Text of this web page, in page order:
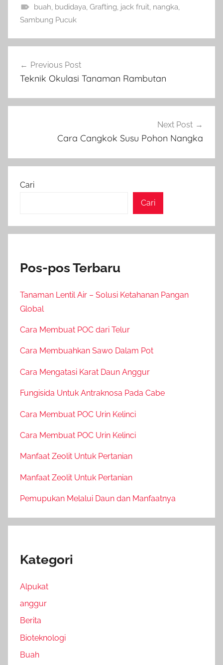
buah, budidaya, Grafting, jack fruit, nangka,
Sambung Pucuk
pos
Previous Post
Teknik Okulasi Tanaman Rambutan
Next Post
Cara Cangkok Susu Pohon Nangka
Cari
Cari
Pos-pos Terbaru
Tanaman Lentil Air – Solusi Ketahanan Pangan
Global
Cara Membuat POC dari Telur
Cara Membuahkan Sawo Dalam Pot
Cara Mengatasi Karat Daun Anggur
Fungisida Untuk Antraknosa Pada Cabe
Cara Membuat POC Urin Kelinci
Cara Membuat POC Urin Kelinci
Manfaat Zeolit Untuk Pertanian
Manfaat Zeolit Untuk Pertanian
Pemupukan Melalui Daun dan Manfaatnya
Kategori
Alpukat
anggur
Berita
Bioteknologi
Buah